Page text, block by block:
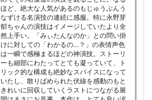
ほど、絶大な人気があるのもじゅうぶんう
なずける名演技の連続に感服。特に永野芽
郁ちゃんの演技はイメージしていたより全
然上手い。「みぃたんなのか」との問い掛
けに対しての「わかるの…？」の表情声色
は一瞬で感極まるほどの神演技。ストーリ
ーも細部にわたってとても凝っていて、ト
リック的な構成も絶妙なスパイスになって
いたし、散りばめられた伏線を感動のもと
きれいに回収していくラストにつながる展